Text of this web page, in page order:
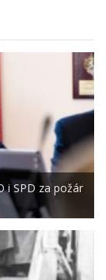
i SPD za požár